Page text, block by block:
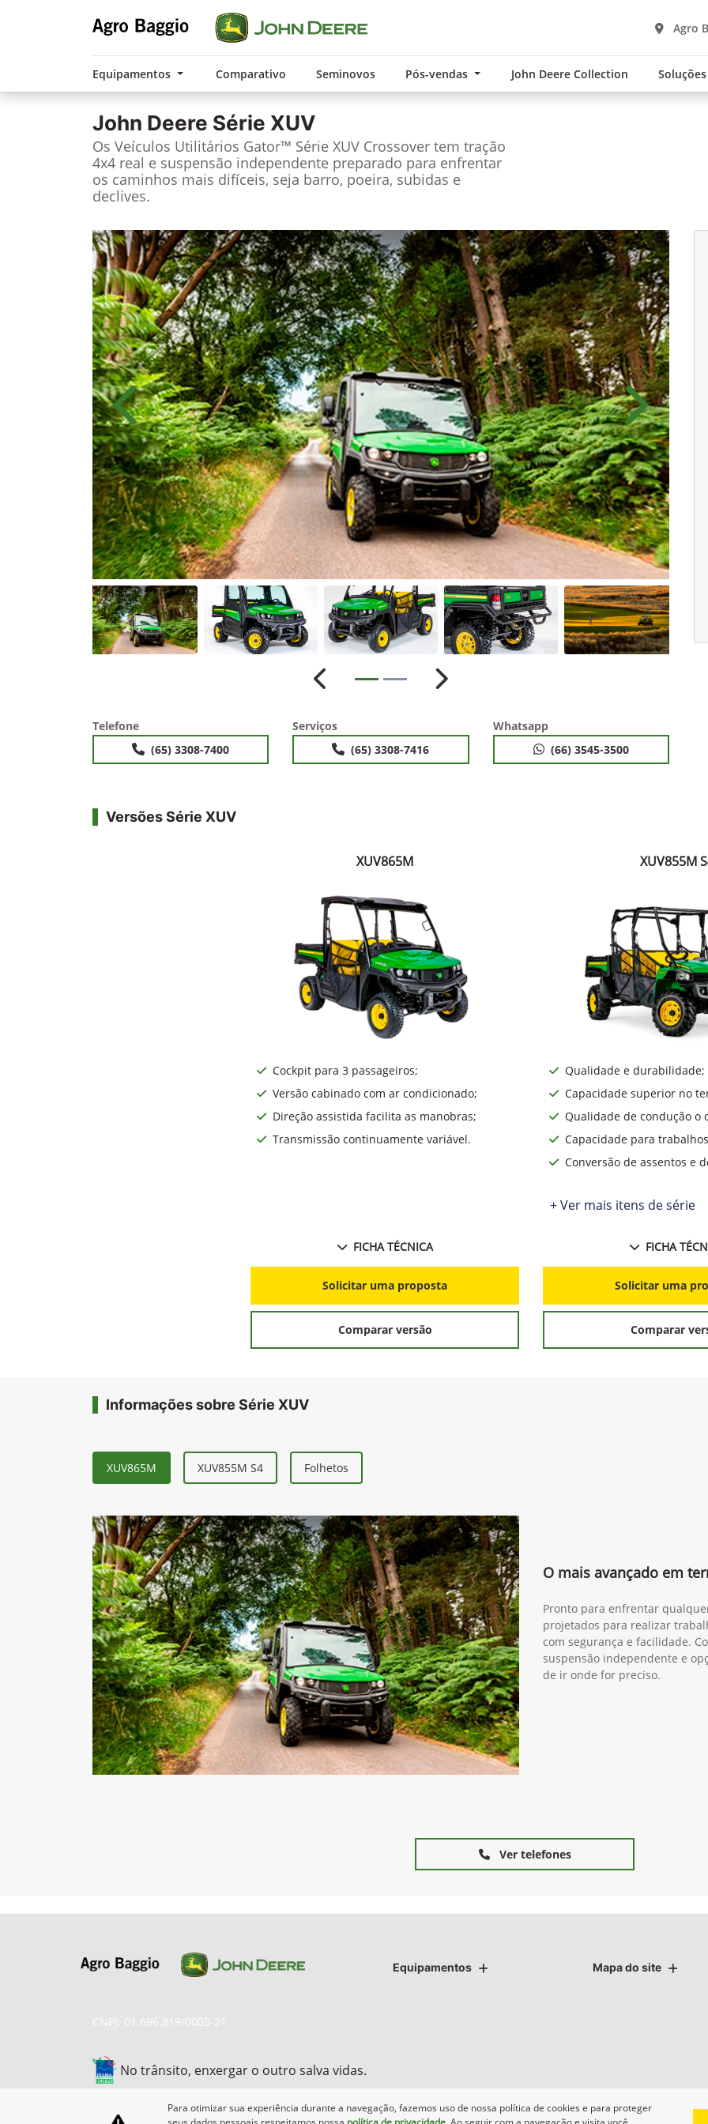
Agro
Equipamentos Comparativo Seminovos Pós-vendas John Deere Collection
John Deere Série XUV
Os Veículos Utilitários Gator™ Série XUV Crossover tem tração
4x4 real e suspensão independente preparado para enfrentar
os caminhos mais difíceis, seja barro, poeira, subidas e
declives.
Anterior Próximo
Anterior Próximo
Telefone
(65) 3308-7400
Serviços
(65) 3308-7416
Whatsapp
(66) 3545-3500
Versões Série XUV
XUV865M
Cockpit para 3 passageiros;
Versão cabinado com ar condicionado;
Direção assistida facilita as manobras;
Transmissão continuamente variável.
FICHA TÉCNICA
Solicitar uma proposta
Comparar versão
XUV855M
Qualidade e durabilidade;
Capacidade superior no
Qualidade de condução o
Capacidade para
Conversão de assentos e
+ Ver mais itens de série
FICHA
Solicitar uma
Comparar
Informações sobre Série XUV
XUV865M XUV855M S4 Folhetos
O mais avançado em
Pronto para enfrentar
projetados para realizar
com segurança e facilidade.
suspensão independente e
de ir onde for preciso.
Ver telefones
Equipamentos Mapa do site
CNPJ: 01.696.819/0005-21
No trânsito, enxergar o outro salva vidas.
Para otimizar sua experiência durante a navegação, fazemos uso de nossa política de cookies e para proteger